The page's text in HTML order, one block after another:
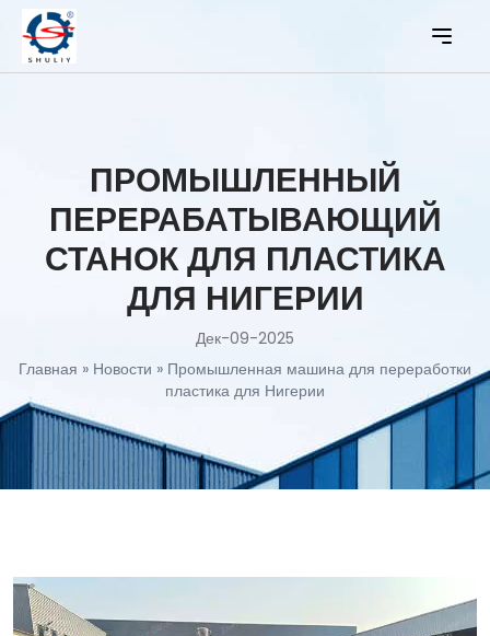
ПРОМЫШЛЕННЫЙ
ПЕРЕРАБАТЫВАЮЩИЙ
СТАНОК ДЛЯ ПЛАСТИКА
ДЛЯ НИГЕРИИ
Дек-09-2025
Главная » Новости » Промышленная машина для переработки
пластика для Нигерии